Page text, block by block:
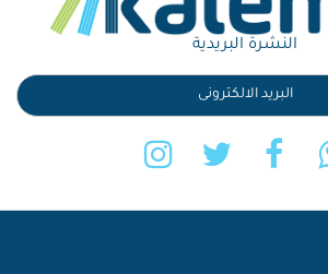
النشرة البريدية